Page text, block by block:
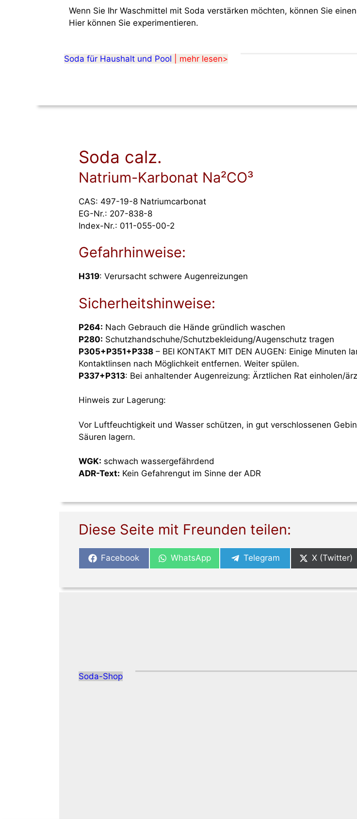
Wenn Sie Ihr Waschmittel mit Soda verstärken möchten, können Sie
Hier können Sie experimentieren.
Soda für Haushalt und Pool | mehr lesen>
Soda calz.
Natrium-Karbonat Na²CO³
CAS: 497-19-8 Natriumcarbonat
EG-Nr.: 207-838-8
Index-Nr.: 011-055-00-2
Gefahrhinweise:
H319: Verursacht schwere Augenreizungen
Sicherheitshinweise:
P264: Nach Gebrauch die Hände gründlich waschen
P280: Schutzhandschuhe/Schutzbekleidung/Augenschutz tragen
P305+P351+P338 – BEI KONTAKT MIT DEN AUGEN: Einige Minuten
Kontaktlinsen nach Möglichkeit entfernen. Weiter spülen.
P337+P313: Bei anhaltender Augenreizung: Ärztlichen Rat einholen/
Hinweis zur Lagerung:
Vor Luftfeuchtigkeit und Wasser schützen, in gut verschlossenen
Säuren lagern.
WGK: schwach wassergefährdend
ADR-Text: Kein Gefahrengut im Sinne der ADR
Diese Seite mit Freunden teilen:
Share
Facebook
Share
WhatsApp
Share
Telegram
Share
X (Twitter)
Soda-Shop